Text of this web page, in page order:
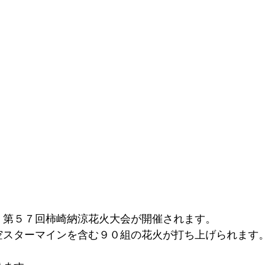
５７回柿崎納涼花火大会が開催されます。
ターマインを含む９０組の花火が打ち上げられます。